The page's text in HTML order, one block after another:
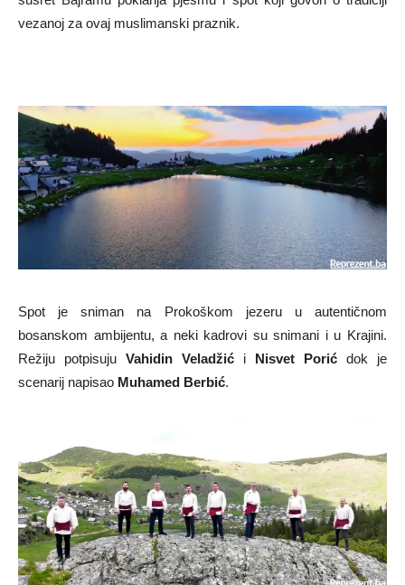
vezanoj za ovaj muslimanski praznik.
Spot je sniman na Prokoškom jezeru u autentičnom
bosanskom ambijentu, a neki kadrovi su snimani i u Krajini.
Režiju potpisuju Vahidin Veladžić i Nisvet Porić dok je
scenarij napisao Muhamed Berbić.